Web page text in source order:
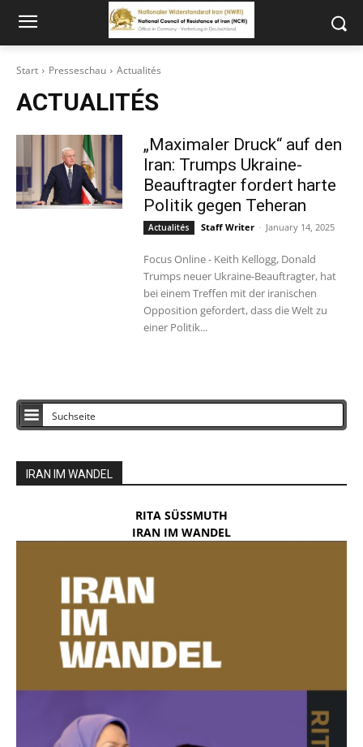
Start Presseschau Actualités
ACTUALITÉS
„Maximaler Druck“ auf den
Iran: Trumps Ukraine-
Beauftragter fordert harte
Politik gegen Teheran
Actualités Staff Writer - January 14, 2025
Focus Online - Keith Kellogg, Donald
Trumps neuer Ukraine-Beauftragter, hat
bei einem Treffen mit der iranischen
Opposition gefordert, dass die Welt zu
einer Politik...
IRAN IM WANDEL
RITA SÜSSMUTH
IRAN IM WANDEL